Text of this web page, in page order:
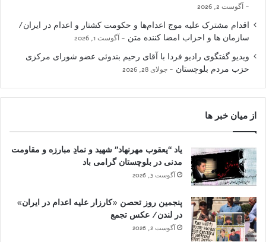
آگوست 2, 2026
اقدام مشترک علیه موج اعدام‌ها و حکومت کشتار و اعدام در ایران/
سازمان ها و احزاب امضا کننده متن
آگوست 1, 2026
ویدیو گفتگوی رادیو فردا با آقای رحیم بندوئی عضو شورای مرکزی
حزب مردم بلوچستان
جولای 28, 2026
از میان خبر ها
یاد “یعقوب مهرنهاد” شهید و نمادِ مبارزه و مقاومت
مدنی در بلوچستان گرامی باد
آگوست 3, 2026
پنجمین روز تحصن «کارزار علیه اعدام در ایران»
در لندن/ عکس تجمع
آگوست 2, 2026